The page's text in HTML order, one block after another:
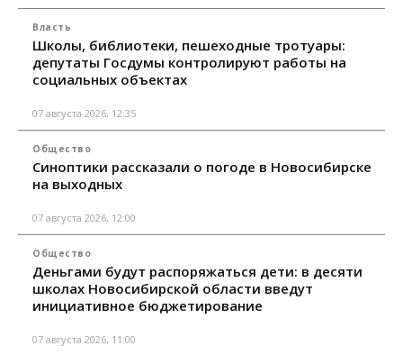
Власть
Школы, библиотеки, пешеходные тротуары:
депутаты Госдумы контролируют работы на
социальных объектах
07 августа 2026, 12:35
Общество
Синоптики рассказали о погоде в Новосибирске
на выходных
07 августа 2026, 12:00
Общество
Деньгами будут распоряжаться дети: в десяти
школах Новосибирской области введут
инициативное бюджетирование
07 августа 2026, 11:00